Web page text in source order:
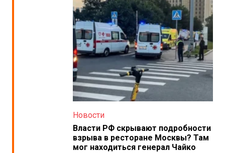
Новости
Власти РФ скрывают подробности
взрыва в ресторане Москвы? Там
мог находиться генерал Чайко